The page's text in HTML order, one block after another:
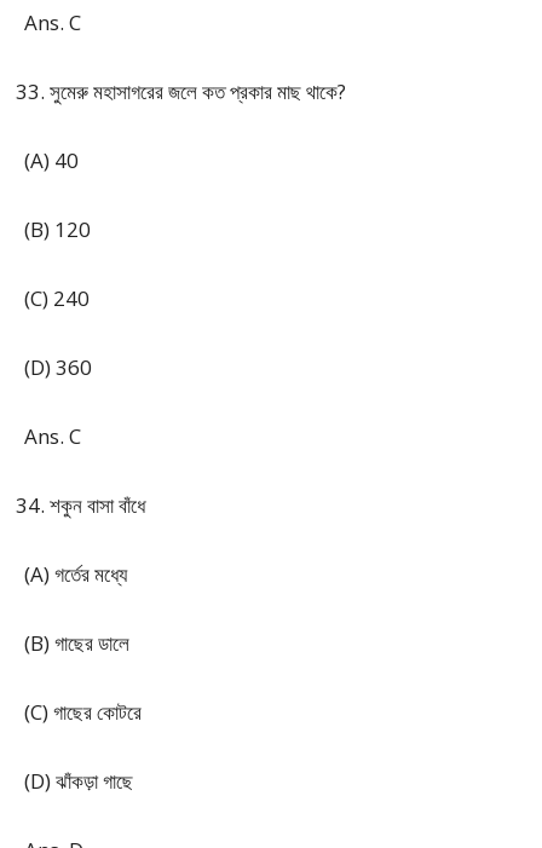
Ans. C
সুমেরু মহাসাগরের জলে কত প্রকার মাছ থাকে?
(A) 40
(B) 120
(C) 240
(D) 360
Ans. C
শকুন বাসা বাঁধে
(A) গর্তের মধ্যে
(B) গাছের ডালে
(C) গাছের কোটরে
(D) ঝাঁকড়া গাছে